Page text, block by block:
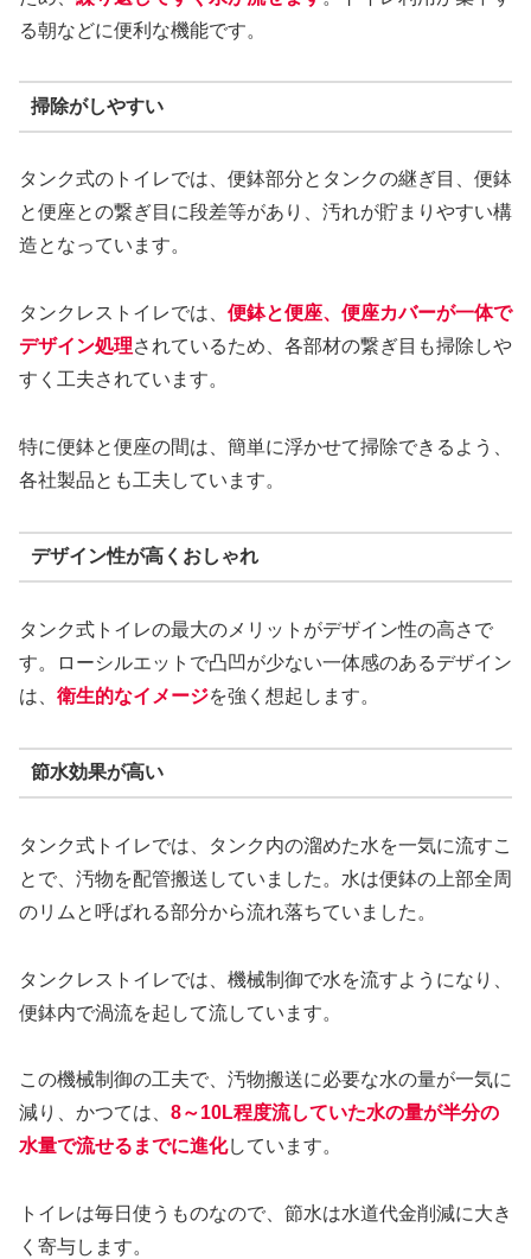
る朝などに便利な機能です。
掃除がしやすい
タンク式のトイレでは、便鉢部分とタンクの継ぎ目、便鉢
と便座との繋ぎ目に段差等があり、汚れが貯まりやすい構
造となっています。
タンクレストイレでは、 便鉢と便座、便座カバーが一体で
デザイン処理されているため、各部材の繋ぎ目も掃除しや
すく工夫されています。
特に便鉢と便座の間は、簡単に浮かせて掃除できるよう、
各社製品とも工夫しています。
デザイン性が高くおしゃれ
タンク式トイレの最大のメリットがデザイン性の高さで
す。ローシルエットで凸凹が少ない一体感のあるデザイン
は、 衛生的なイメージを強く想起します。
節水効果が高い
タンク式トイレでは、タンク内の溜めた水を一気に流すこ
とで、汚物を配管搬送していました。水は便鉢の上部全周
のリムと呼ばれる部分から流れ落ちていました。
タンクレストイレでは、機械制御で水を流すようになり、
便鉢内で渦流を起して流しています。
この機械制御の工夫で、汚物搬送に必要な水の量が一気に
減り、かつては、 8～10L程度流していた水の量が半分の
水量で流せるまでに進化しています。
トイレは毎日使うものなので、節水は水道代金削減に大き
く寄与します。